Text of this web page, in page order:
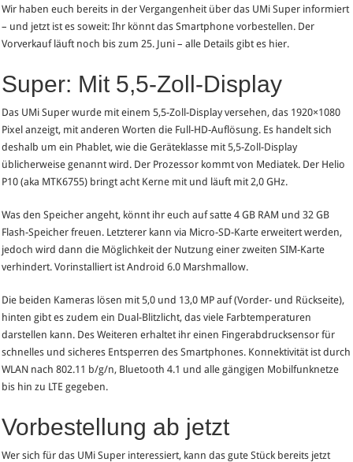
Vorverkauf
des
LTE-
gestartet
Wir haben euch bereits in der Vergangenheit über das UMi Super informiert
– und jetzt ist es soweit: Ihr könnt das Smartphone vorbestellen. Der
Vorverkauf läuft noch bis zum 25. Juni – alle Details gibt es hier.
Super: Mit 5,5-Zoll-Display
Das UMi Super wurde mit einem 5,5-Zoll-Display versehen, das 1920×1080
Pixel anzeigt, mit anderen Worten die Full-HD-Auflösung. Es handelt sich
deshalb um ein Phablet, wie die Geräteklasse mit 5,5-Zoll-Display
üblicherweise genannt wird. Der Prozessor kommt von Mediatek. Der Helio
P10 (aka MTK6755) bringt acht Kerne mit und läuft mit 2,0 GHz.
Was den Speicher angeht, könnt ihr euch auf satte 4 GB RAM und 32 GB
Flash-Speicher freuen. Letzterer kann via Micro-SD-Karte erweitert werden,
jedoch wird dann die Möglichkeit der Nutzung einer zweiten SIM-Karte
verhindert. Vorinstalliert ist Android 6.0 Marshmallow.
Die beiden Kameras lösen mit 5,0 und 13,0 MP auf (Vorder- und Rückseite),
hinten gibt es zudem ein Dual-Blitzlicht, das viele Farbtemperaturen
darstellen kann. Des Weiteren erhaltet ihr einen Fingerabdrucksensor für
schnelles und sicheres Entsperren des Smartphones. Konnektivität ist durch
WLAN nach 802.11 b/g/n, Bluetooth 4.1 und alle gängigen Mobilfunknetze
bis hin zu LTE gegeben.
Vorbestellung ab jetzt
Wer sich für das UMi Super interessiert, kann das gute Stück bereits jetzt